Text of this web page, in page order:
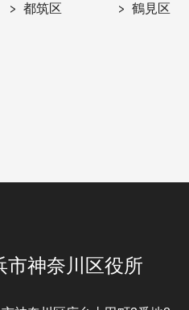
都筑区 鶴見区
市神奈川区役所